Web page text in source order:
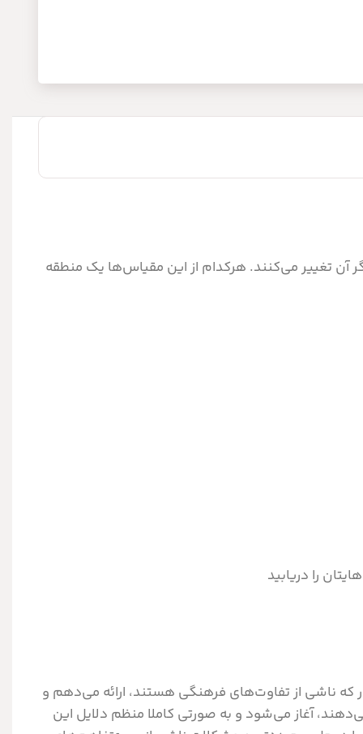
تغییر ‌می‌کنند. هرکدام از این مقیاس‌ها یک منطقه
را دریابید
که ناشی از تفاوت‌های فرهنگی هستند، ارائه می‌دهم و
آغاز می‌شود و به صورتی کاملا منظم دلایل این